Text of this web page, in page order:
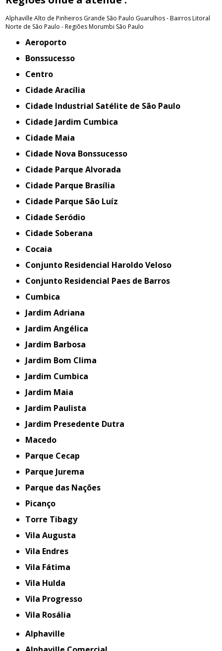
Alphaville Alto de Pinheiros Grande São Paulo Guarulhos - BairrosLitoral
Norte de São Paulo - RegiõesMorumbi São Paulo
Aeroporto
Bonssucesso
Centro
Cidade Aracília
Cidade Industrial Satélite de São Paulo
Cidade Jardim Cumbica
Cidade Maia
Cidade Nova Bonssucesso
Cidade Parque Alvorada
Cidade Parque Brasília
Cidade Parque São Luíz
Cidade Seródio
Cidade Soberana
Cocaia
Conjunto Residencial Haroldo Veloso
Conjunto Residencial Paes de Barros
Cumbica
Jardim Adriana
Jardim Angélica
Jardim Barbosa
Jardim Bom Clima
Jardim Cumbica
Jardim Maia
Jardim Paulista
Jardim Presedente Dutra
Macedo
Parque Cecap
Parque Jurema
Parque das Nações
Picanço
Torre Tibagy
Vila Augusta
Vila Endres
Vila Fátima
Vila Hulda
Vila Progresso
Vila Rosália
Alphaville